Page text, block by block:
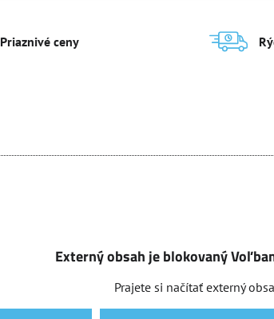
Priaznivé ceny
Externý obsah je blokovaný
Prajete si načítať externý